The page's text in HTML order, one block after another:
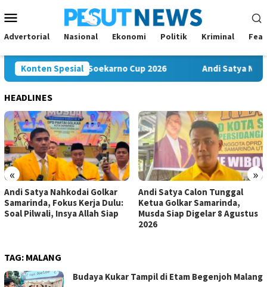
ke
kontenMobile
Advertorial Nasional Ekonomi Politik Kriminal
Konten Spesial
Misi Juara di Soekarno Cup 2026 Andi Satya
HEADLINES
« »
Andi Satya Nahkodai Golkar
Samarinda, Fokus Kerja Dulu:
Soal Pilwali, Insya Allah Siap
Andi Satya Calon Tunggal
Ketua Golkar Samarinda,
Musda Siap Digelar 8 Agustus
2026
TAG: MALANG
Budaya Kukar Tampil di Etam Begenjoh Malang